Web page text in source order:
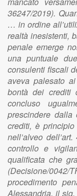
36247/2019).
… in ordine
realtà inesistenti,
penale emerge
una puntuale
consulenti fiscali
aveva palesato
bontà dei crediti
concluso
prescindere dalla
crediti, è principio
nell’alveo
controllo e
qualificata che
(Decisione/
procedimento
Alessandria, il